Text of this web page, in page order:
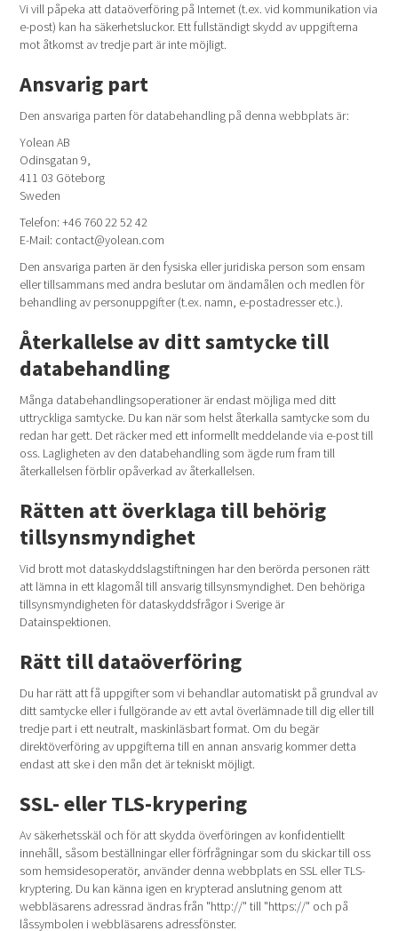
Vi vill påpeka att dataöverföring på Internet (t.ex. vid kommunikation via
e-post) kan ha säkerhetsluckor. Ett fullständigt skydd av uppgifterna
mot åtkomst av tredje part är inte möjligt.
Ansvarig part
Den ansvariga parten för databehandling på denna webbplats är:
Yolean AB
Odinsgatan 9,
411 03 Göteborg
Sweden
Telefon: +46 760 22 52 42
E-Mail: contact@yolean.com
Den ansvariga parten är den fysiska eller juridiska person som ensam
eller tillsammans med andra beslutar om ändamålen och medlen för
behandling av personuppgifter (t.ex. namn, e-postadresser etc.).
Återkallelse av ditt samtycke till
databehandling
Många databehandlingsoperationer är endast möjliga med ditt
uttryckliga samtycke. Du kan när som helst återkalla samtycke som du
redan har gett. Det räcker med ett informellt meddelande via e-post till
oss. Lagligheten av den databehandling som ägde rum fram till
återkallelsen förblir opåverkad av återkallelsen.
Rätten att överklaga till behörig
tillsynsmyndighet
Vid brott mot dataskyddslagstiftningen har den berörda personen rätt
att lämna in ett klagomål till ansvarig tillsynsmyndighet. Den behöriga
tillsynsmyndigheten för dataskyddsfrågor i Sverige är
Datainspektionen.
Rätt till dataöverföring
Du har rätt att få uppgifter som vi behandlar automatiskt på grundval av
ditt samtycke eller i fullgörande av ett avtal överlämnade till dig eller till
tredje part i ett neutralt, maskinläsbart format. Om du begär
direktöverföring av uppgifterna till en annan ansvarig kommer detta
endast att ske i den mån det är tekniskt möjligt.
SSL- eller TLS-krypering
Av säkerhetsskäl och för att skydda överföringen av konfidentiellt
innehåll, såsom beställningar eller förfrågningar som du skickar till oss
som hemsidesoperatör, använder denna webbplats en SSL eller TLS-
kryptering. Du kan känna igen en krypterad anslutning genom att
webbläsarens adressrad ändras från "http://" till "https://" och på
låssymbolen i webbläsarens adressfönster.